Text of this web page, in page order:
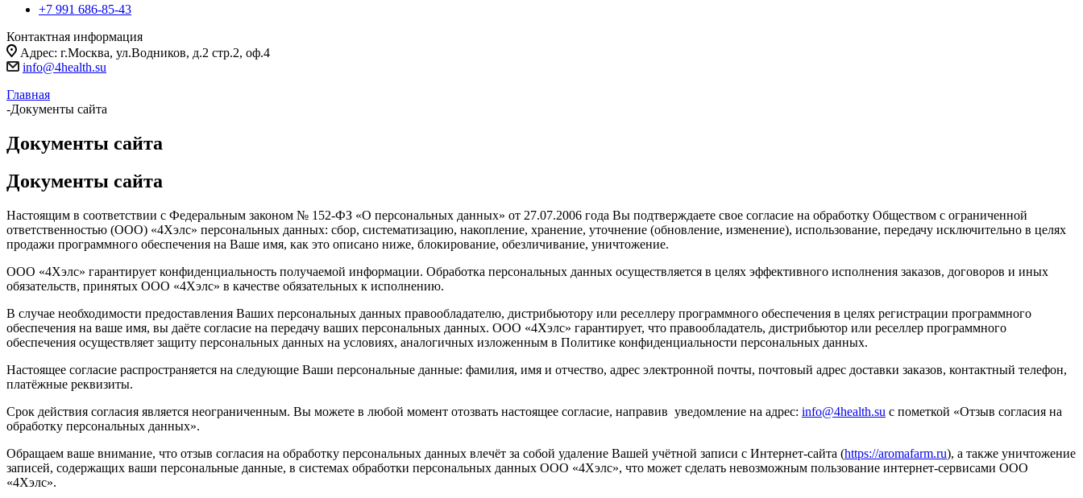
+7 991 686-85-43
Контактная информация
Адрес: г.Москва, ул.Водников, д.2 стр.2, оф.4
info@4health.su
Главная
-Документы сайта
Документы сайта
Документы сайта
Настоящим в соответствии с Федеральным законом № 152-ФЗ «О персональных данных» от 27.07.2006 года Вы подтверждаете свое согласие на обработку Обществом с ограниченной
ответственностью (ООО) «4Хэлс» персональных данных: сбор, систематизацию, накопление, хранение, уточнение (обновление, изменение), использование, передачу исключительно в целях
продажи программного обеспечения на Ваше имя, как это описано ниже, блокирование, обезличивание, уничтожение.
ООО «4Хэлс» гарантирует конфиденциальность получаемой информации. Обработка персональных данных осуществляется в целях эффективного исполнения заказов, договоров и иных
обязательств, принятых ООО «4Хэлс» в качестве обязательных к исполнению.
В случае необходимости предоставления Ваших персональных данных правообладателю, дистрибьютору или реселлеру программного обеспечения в целях регистрации программного
обеспечения на ваше имя, вы даёте согласие на передачу ваших персональных данных. ООО «4Хэлс» гарантирует, что правообладатель, дистрибьютор или реселлер программного
обеспечения осуществляет защиту персональных данных на условиях, аналогичных изложенным в Политике конфиденциальности персональных данных.
Настоящее согласие распространяется на следующие Ваши персональные данные: фамилия, имя и отчество, адрес электронной почты, почтовый адрес доставки заказов, контактный телефон,
платёжные реквизиты.
Срок действия согласия является неограниченным. Вы можете в любой момент отозвать настоящее согласие, направив уведомление на адрес: info@4health.su с пометкой «Отзыв согласия на
обработку персональных данных».
Обращаем ваше внимание, что отзыв согласия на обработку персональных данных влечёт за собой удаление Вашей учётной записи с Интернет-сайта (https://aromafarm.ru), а также уничтожение
записей, содержащих ваши персональные данные, в системах обработки персональных данных ООО «4Хэлс», что может сделать невозможным пользование интернет-сервисами ООО
«4Хэлс».